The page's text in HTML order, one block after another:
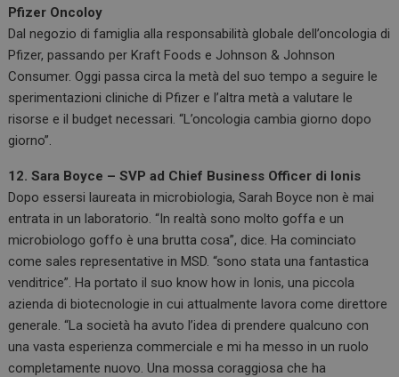
Pfizer Oncoloy
Dal negozio di famiglia alla responsabilità globale dell’oncologia di
Pfizer, passando per Kraft Foods e Johnson & Johnson
Consumer. Oggi passa circa la metà del suo tempo a seguire le
sperimentazioni cliniche di Pfizer e l’altra metà a valutare le
risorse e il budget necessari. “L’oncologia cambia giorno dopo
giorno”.
12. Sara Boyce – SVP ad Chief Business Officer di Ionis
Dopo essersi laureata in microbiologia, Sarah Boyce non è mai
entrata in un laboratorio. “In realtà sono molto goffa e un
microbiologo goffo è una brutta cosa”, dice. Ha cominciato
come sales representative in MSD. “sono stata una fantastica
venditrice”. Ha portato il suo know how in Ionis, una piccola
azienda di biotecnologie in cui attualmente lavora come direttore
generale. “La società ha avuto l’idea di prendere qualcuno con
una vasta esperienza commerciale e mi ha messo in un ruolo
completamente nuovo. Una mossa coraggiosa che ha